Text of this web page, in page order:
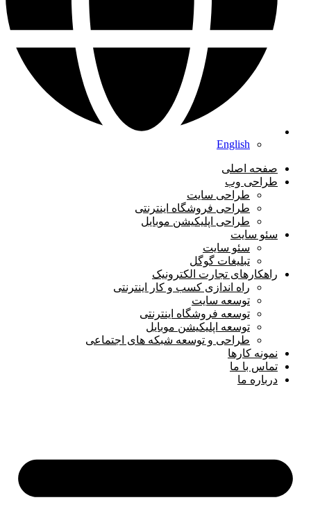
English
صفحه اصلی
طراحی وب
طراحی سایت
طراحی فروشگاه اینترنتی
طراحی اپلیکیشن موبایل
سئو سایت
سئو سایت
تبلیغات گوگل
راهکارهای تجارت الکترونیک
راه اندازی کسب و کار اینترنتی
توسعه سایت
توسعه فروشگاه اینترنتی
توسعه اپلیکیشن موبایل
طراحی و توسعه شبکه های اجتماعی
نمونه کارها
تماس با ما
درباره ما